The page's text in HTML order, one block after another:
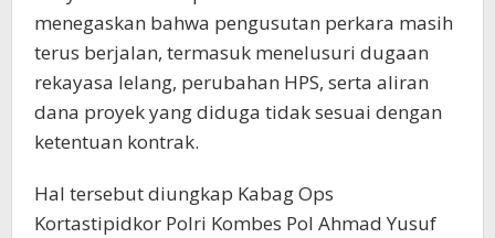
menegaskan bahwa pengusutan perkara masih
terus berjalan, termasuk menelusuri dugaan
rekayasa lelang, perubahan HPS, serta aliran
dana proyek yang diduga tidak sesuai dengan
ketentuan kontrak.
Hal tersebut diungkap Kabag Ops
Kortastipidkor Polri Kombes Pol Ahmad Yusuf